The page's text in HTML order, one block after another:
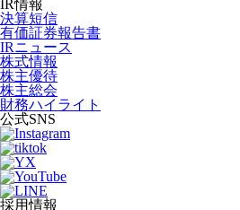
IR情報
決算短信
有価証券報告書
IRニュース
株式情報
株主優待
株主総会
財務ハイライト
公式SNS
採用情報